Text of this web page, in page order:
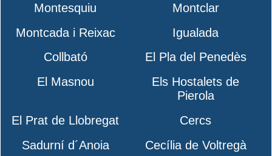
Montesquiu
Montclar
Montcada i Reixac
Igualada
Collbató
El Pla del Penedès
El Masnou
Els Hostalets de
Pierola
El Prat de Llobregat
Cercs
Sadurní d´Anoia
Cecília de Voltregà